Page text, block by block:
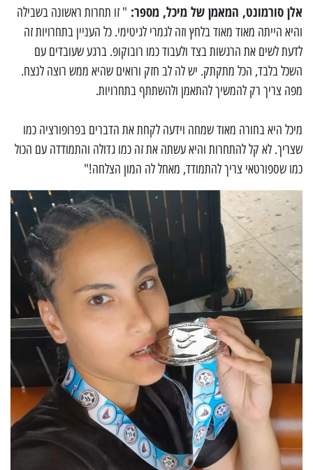
אלן סורמונט, המאמן של מיכל, מספר: " זו תחרות ראשונה בשבילה
והיא הייתה מאוד מאוד בלחץ וזה לגמרי לגיטימי. כל העניין בתחרויות זה
לדעת לשים את הרגשות בצד ולעבוד כמו רובוקופ. ברגע שעובדים עם
השכל בלבד, הכל מתקתק. יש לה לב חזק ורואים שהיא ממש רוצה לנצח.
מפה צריך רק להמשיך להתאמן ולהשתתף בתחרויות.
מיכל היא בחורה מאוד שמחה וידעה לקחת את הדברים בפרופורציה כמו
שצריך. לא קל להתחרות והיא עשתה את זה כמו גדולה והתמודדה עם הכול
כמו שספורטאי צריך להתמודד, מאחל לה המון הצלחה!"